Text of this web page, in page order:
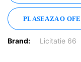
PLASEAZA O
Brand: Licitatie 66